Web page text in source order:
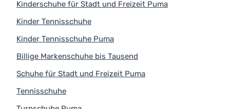
Kinderschuhe für Stadt und Freizeit Puma
Kinder Tennisschuhe
Kinder Tennisschuhe Puma
Billige Markenschuhe bis Tausend
Schuhe für Stadt und Freizeit Puma
Tennisschuhe